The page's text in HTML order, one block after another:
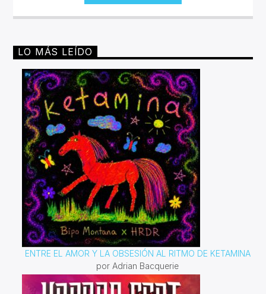
LO MÁS LEÍDO
ENTRE EL AMOR Y LA OBSESIÓN AL RITMO DE KETAMINA
por Adrian Bacquerie